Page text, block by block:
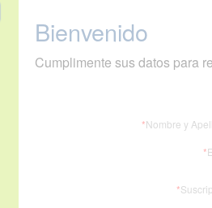
Bienvenido
Cumplimente sus datos para
*Nombre y
*
*